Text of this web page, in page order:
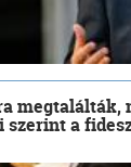
megtalálták,
szerint a